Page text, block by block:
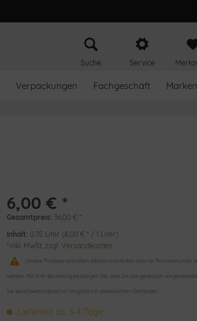
Suche Service
Verpackungen Fachgeschäft Marken
6,00 € *
Gesamtpreis: 36,00 € *
Inhalt: 0.75 Liter (8,00 € * / 1 Liter)
*inkl. MwSt. zzgl. Versandkosten
Unsere Produkte enthalten Alkohol und dürfen nicht an Personen unter
werden. Mit Ihrer Bestellung bestätigen Sie, dass Sie das gesetzlich
Sie verantwortungsvoll im Umgang mit alkoholischen Getränken.
Lieferzeit ca. 3-4 Tage